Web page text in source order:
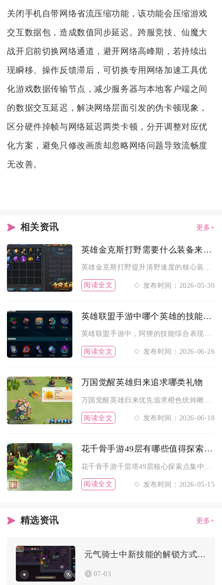
关闭手机自带网络省流压缩功能，该功能会压缩游戏
交互数据包，造成数值同步延迟。跨服竞技、仙魔大
战开启前切换网络通道，避开网络高峰期，若持续出
现瞬移、操作反馈滞后，可切换专用网络加速工具优
化游戏数据传输节点，减少服务器与本地客户端之间
的数据交互延迟，解决网络层面引发的伪卡顿现象，
区分硬件掉帧与网络延迟两类卡顿，分开调整对应优
化方案，避免只修改画质却忽略网络问题导致流畅度
无改善。
相关资讯 更多+
英雄金克斯打野需要什么装备来提高清野速度
英雄金克斯打野提升清野速度的核心装备为海妖杀手、狂战士胫甲、...
阅读全文 发布时间：2026-05-30
英雄联盟手游中哪个英雄的技能最出众
阅读全文 发布时间：2026-06-26
万国觉醒英雄归来追求哪类礼物
阅读全文 发布时间：2026-06-18
花千骨手游49层有哪些值得探索的地方
阅读全文 发布时间：2026-05-15
精选资讯 更多+
元气骑士中新技能的解锁方式是怎样的
07-03